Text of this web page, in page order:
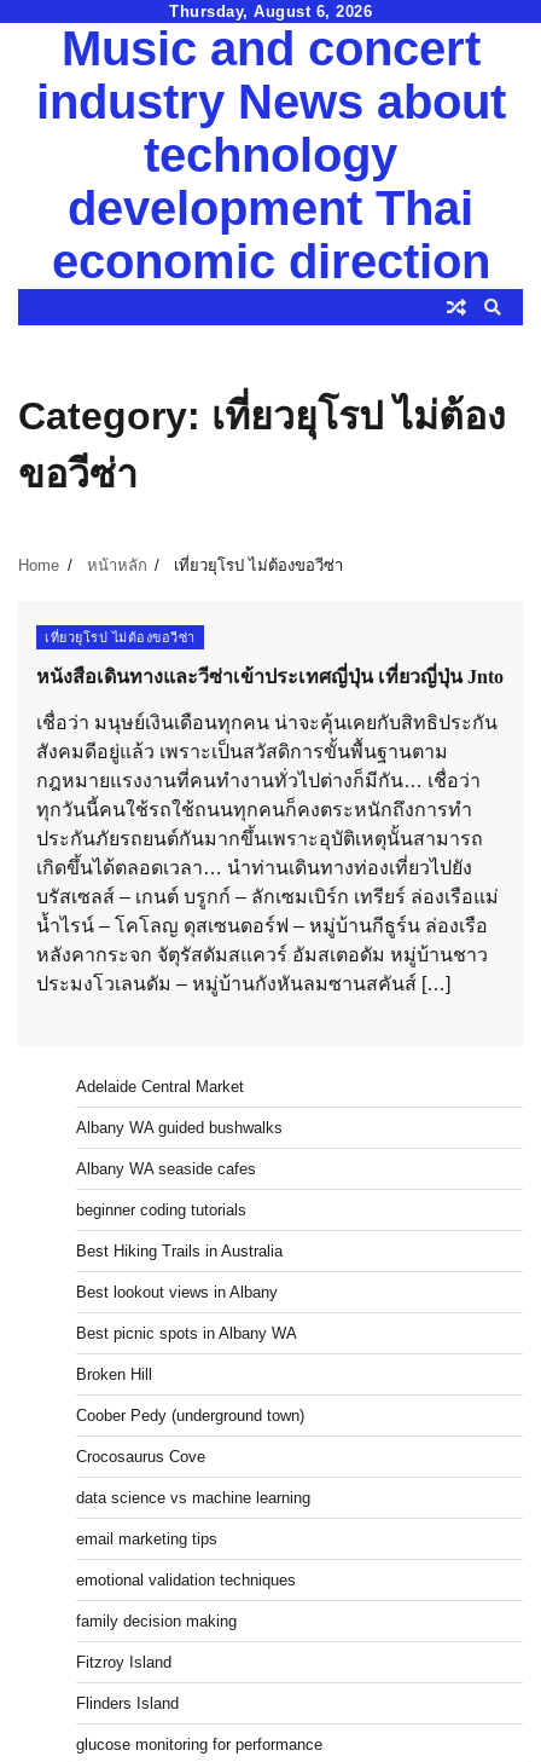
Thursday, August 6, 2026
Music and concert
industry News about
technology
development Thai
economic direction
Category: เที่ยวยุโรป ไม่ต้อง
ขอวีซ่า
Home หน้าหลัก เที่ยวยุโรป ไม่ต้องขอวีซ่า
เที่ยวยุโรป ไม่ต้องขอวีซ่า
หนังสือเดินทางและวีซ่าเข้าประเทศญี่ปุ่น เที่ยวญี่ปุ่น Jnto
เชื่อว่า มนุษย์เงินเดือนทุกคน น่าจะคุ้นเคยกับสิทธิประกัน
สังคมดีอยู่แล้ว เพราะเป็นสวัสดิการขั้นพื้นฐานตาม
กฎหมายแรงงานที่คนทำงานทั่วไปต่างก็มีกัน… เชื่อว่า
ทุกวันนี้คนใช้รถใช้ถนนทุกคนก็คงตระหนักถึงการทำ
ประกันภัยรถยนต์กันมากขึ้นเพราะอุบัติเหตุนั้นสามารถ
เกิดขึ้นได้ตลอดเวลา… นำท่านเดินทางท่องเที่ยวไปยัง
บรัสเซลส์ – เกนต์ บรูกก์ – ลักเซมเบิร์ก เทรียร์ ล่องเรือแม่
น้ำไรน์ – โคโลญ ดุสเซนดอร์ฟ – หมู่บ้านกีธูร์น ล่องเรือ
หลังคากระจก จัตุรัสดัมสแควร์ อัมสเตอดัม หมู่บ้านชาว
ประมงโวเลนดัม – หมู่บ้านกังหันลมซานสคันส์ […]
Adelaide Central Market
Albany WA guided bushwalks
Albany WA seaside cafes
beginner coding tutorials
Best Hiking Trails in Australia
Best lookout views in Albany
Best picnic spots in Albany WA
Broken Hill
Coober Pedy (underground town)
Crocosaurus Cove
data science vs machine learning
email marketing tips
emotional validation techniques
family decision making
Fitzroy Island
Flinders Island
glucose monitoring for performance